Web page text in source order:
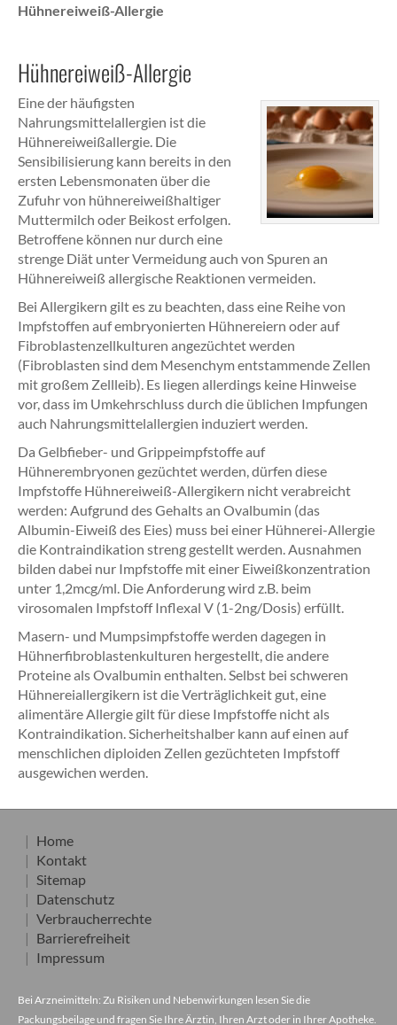
Hühnereiweiß-Allergie
Hühnereiweiß-Allergie
Eine der häufigsten
Nahrungsmittelallergien ist die
Hühnereiweißallergie. Die
Sensibilisierung kann bereits in den
ersten Lebensmonaten über die
Zufuhr von hühnereiweißhaltiger
Muttermilch oder Beikost erfolgen.
Betroffene können nur durch eine
strenge Diät unter Vermeidung auch von Spuren an
Hühnereiweiß allergische Reaktionen vermeiden.
Bei Allergikern gilt es zu beachten, dass eine Reihe von
Impfstoffen auf embryonierten Hühnereiern oder auf
Fibroblastenzellkulturen angezüchtet werden
(Fibroblasten sind dem Mesenchym entstammende Zellen
mit großem Zellleib). Es liegen allerdings keine Hinweise
vor, dass im Umkehrschluss durch die üblichen Impfungen
auch Nahrungsmittelallergien induziert werden.
Da Gelbfieber- und Grippeimpfstoffe auf
Hühnerembryonen gezüchtet werden, dürfen diese
Impfstoffe Hühnereiweiß-Allergikern nicht verabreicht
werden: Aufgrund des Gehalts an Ovalbumin (das
Albumin-Eiweiß des Eies) muss bei einer Hühnerei-Allergie
die Kontraindikation streng gestellt werden. Ausnahmen
bilden dabei nur Impfstoffe mit einer Eiweißkonzentration
unter 1,2mcg/ml. Die Anforderung wird z.B. beim
virosomalen Impfstoff Inflexal V (1-2ng/Dosis) erfüllt.
Masern- und Mumpsimpfstoffe werden dagegen in
Hühnerfibroblastenkulturen hergestellt, die andere
Proteine als Ovalbumin enthalten. Selbst bei schweren
Hühnereiallergikern ist die Verträglichkeit gut, eine
alimentäre Allergie gilt für diese Impfstoffe nicht als
Kontraindikation. Sicherheitshalber kann auf einen auf
menschlichen diploiden Zellen gezüchteten Impfstoff
ausgewichen werden.
Home
Kontakt
Sitemap
Datenschutz
Verbraucherrechte
Barrierefreiheit
Impressum
Bei Arzneimitteln: Zu Risiken und Nebenwirkungen lesen Sie die
Packungsbeilage und fragen Sie Ihre Ärztin, Ihren Arzt oder in Ihrer Apotheke.